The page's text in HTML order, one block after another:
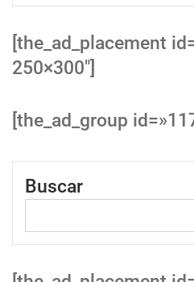
[the_ad_placement
250×300″]
[the_ad_group
Buscar